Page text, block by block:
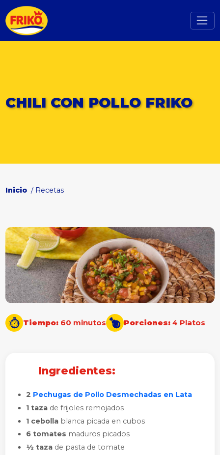
CHILI CON POLLO FRIKO
Inicio / Recetas
Tiempo:60 minutos Porciones:4 Platos
Ingredientes:
2 Pechugas de Pollo Desmechadas en Lata
1 tazade frijoles remojados
1 cebollablanca picada en cubos
6 tomates maduros picados
½ tazade pasta de tomate